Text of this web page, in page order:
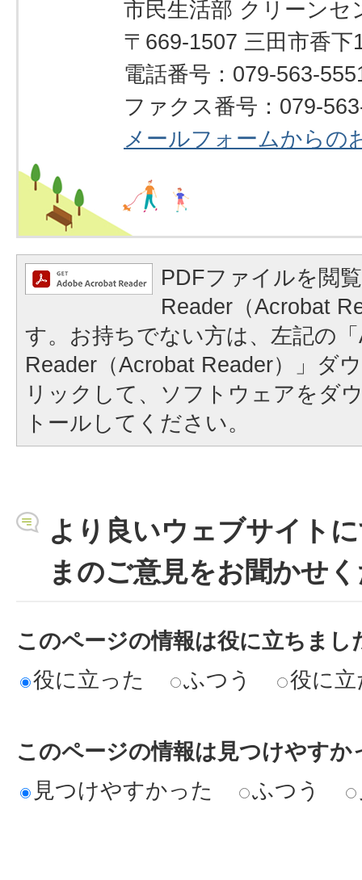
市民生活部 クリーンセ
〒669-1507 三田市香下
電話番号：079-563-
ファクス番号：079-
メールフォームからの
PDFファイルを閲
Reader（Acrobat
す。お持ちでない方は、左記の
Reader（Acrobat Reader）」ダ
リックして、ソフトウェアをダ
トールしてください。
より良いウェブサイト
まのご意見をお聞かせ
このページの情報は役に立ちまし
役に立った
ふつう 役に
このページの情報は見つけやすか
見つけやすかった
ふつう